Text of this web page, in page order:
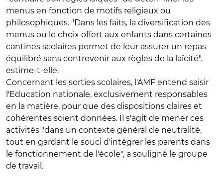
menus en fonction de motifs religieux ou
philosophiques. "Dans les faits, la diversification des
menus ou le choix offert aux enfants dans certaines
cantines scolaires permet de leur assurer un repas
équilibré sans contrevenir aux règles de la laïcité",
estime-t-elle.
Concernant les sorties scolaires, l'AMF entend saisir
l'Education nationale, exclusivement responsables
en la matière, pour que des dispositions claires et
cohérentes soient données. Il s'agit de mener ces
activités "dans un contexte général de neutralité,
tout en gardant le souci d'intégrer les parents dans
le fonctionnement de l'école", a souligné le groupe
de travail.